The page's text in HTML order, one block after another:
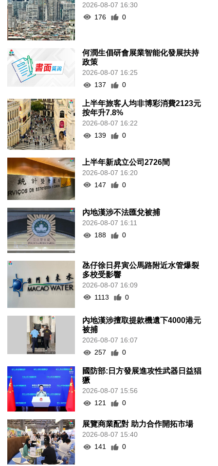
2026-08-07 16:30
176
0
何潤生倡研會展業智能化發展扶持
政策
2026-08-07 16:25
137
0
上半年旅客人均非博彩消費2123元
按年升7.8%
2026-08-07 16:22
139
0
上半年新成立公司2726間
2026-08-07 16:20
147
0
內地漢涉不法匯兌被捕
2026-08-07 16:11
188
0
氹仔徐日昇寅公馬路附近水管爆裂
多校受影響
2026-08-07 16:09
1113
0
內地漢涉擅取提款機遺下4000港元
被捕
2026-08-07 16:07
257
0
國防部:日方發展進攻性武器日益猖
獗
2026-08-07 15:56
121
0
展覽商業配對 助力合作開拓市場
2026-08-07 15:40
141
0